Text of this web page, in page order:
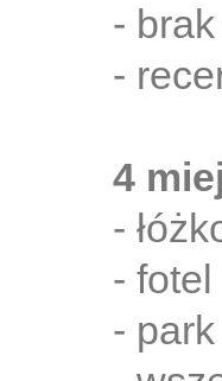
-
-
4
-
- fotel
- park